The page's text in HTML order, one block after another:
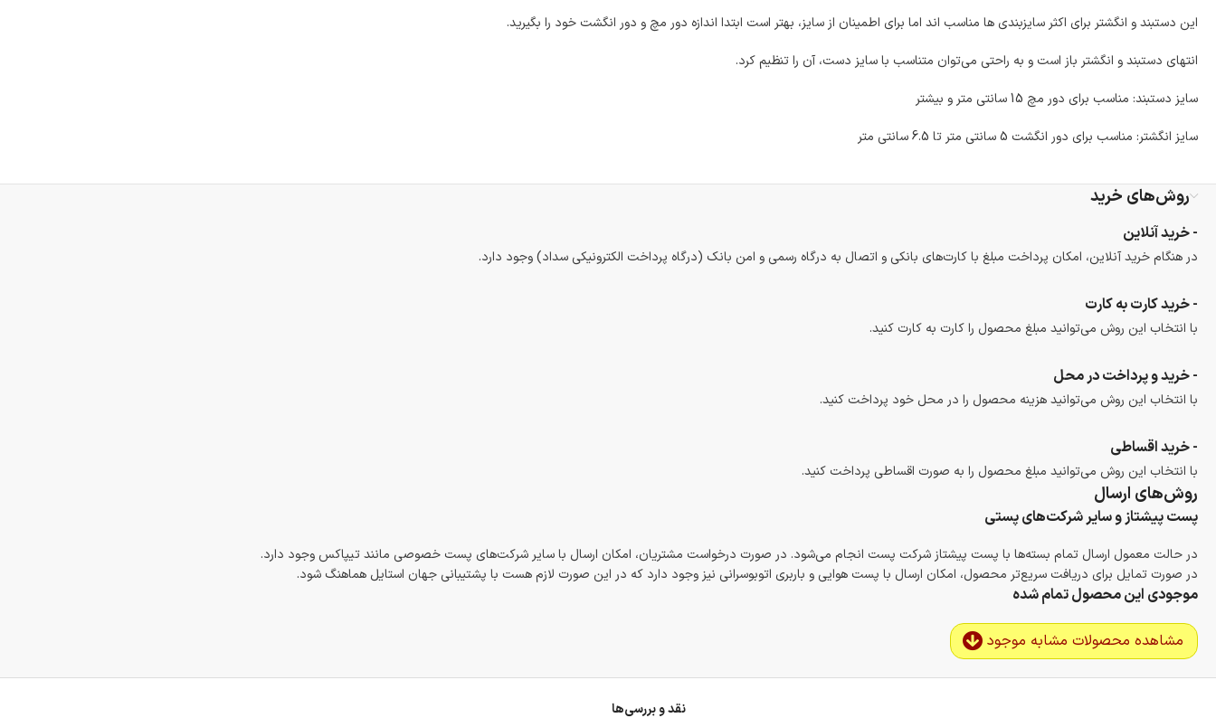
این دستبند و انگشتر برای اکثر سایزبندی ها مناسب اند اما برای اطمینان از سایز، بهتر است ابتدا اندازه دور مچ و دور انگشت خود را بگیرید.
انتهای دستبند و انگشتر باز است و به راحتی می‌توان متناسب با سایز دست، آن را تنظیم کرد.
سایز دستبند: مناسب برای دور مچ 15 سانتی متر و بیشتر
سایز انگشتر: مناسب برای دور انگشت 5 سانتی متر تا 6.5 سانتی متر
روش‌های خرید
- خرید آنلاین
در هنگام خرید آنلاین، امکان پرداخت مبلغ با کارت‌های بانکی و اتصال به درگاه رسمی و امن بانک (درگاه پرداخت الکترونیکی سداد) وجود دارد.
- خرید کارت به کارت
با انتخاب این روش می‌توانید مبلغ محصول را کارت به کارت کنید.
- خرید و پرداخت در محل
با انتخاب این روش می‌توانید هزینه محصول را در محل خود پرداخت کنید.
- خرید اقساطی
با انتخاب این روش می‌توانید مبلغ محصول را به صورت اقساطی پرداخت کنید.
روش‌های ارسال
پست پیشتاز و سایر شرکت‌های پستی
در حالت معمول ارسال تمام بسته‌ها با پست پیشتاز شرکت پست انجام می‌شود. در صورت درخواست مشتریان، امکان ارسال با سایر شرکت‌های پست خصوصی مانند تیپاکس وجود دارد.
در صورت تمایل برای دریافت سریع‌تر محصول، امکان ارسال با پست هوایی و باربری اتوبوسرانی نیز وجود دارد که در این صورت لازم هست با پشتیبانی جهان استایل هماهنگ شود.
موجودی این محصول تمام شده
مشاهده محصولات مشابه موجود
نقد و بررسی‌ها